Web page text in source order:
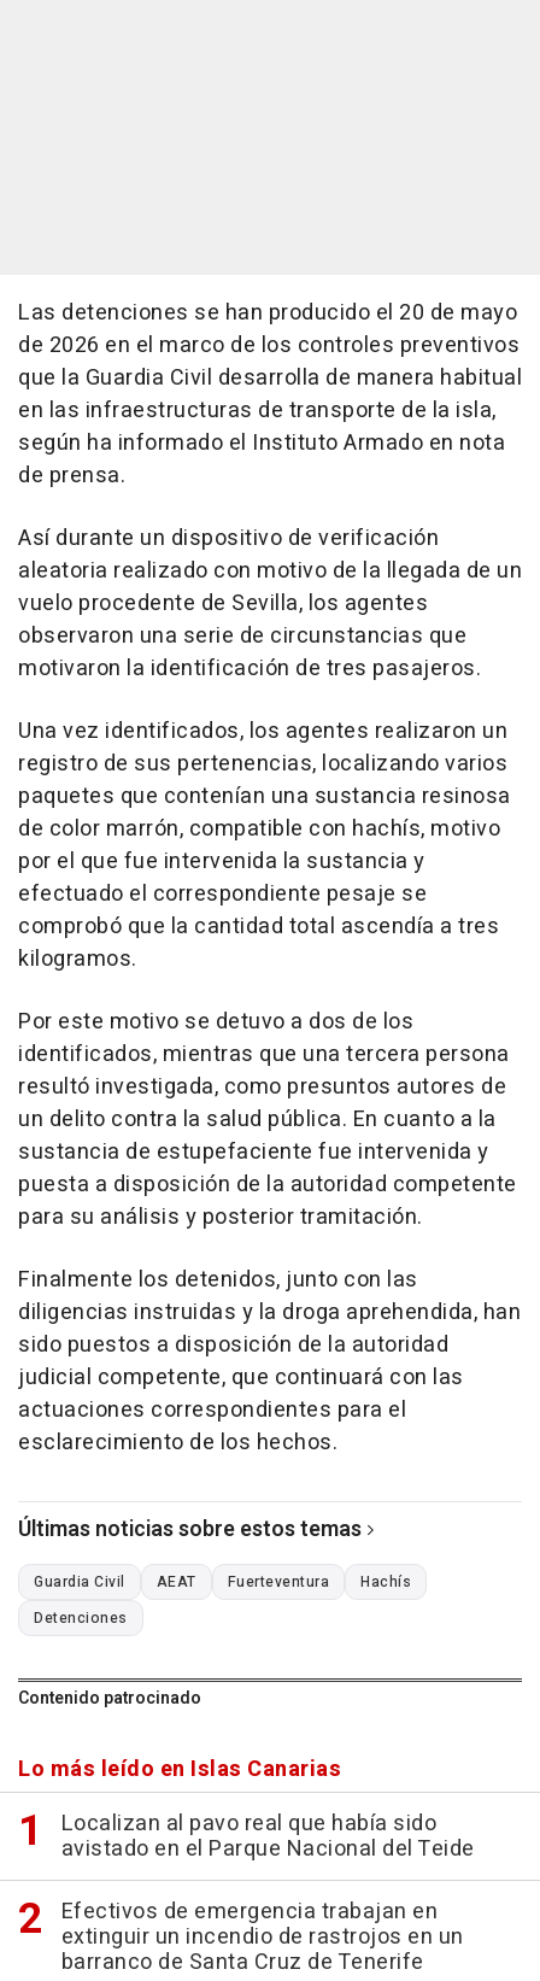
Las detenciones se han producido el 20 de mayo
de 2026 en el marco de los controles preventivos
que la Guardia Civil desarrolla de manera habitual
en las infraestructuras de transporte de la isla,
según ha informado el Instituto Armado en nota
de prensa.
Así durante un dispositivo de verificación
aleatoria realizado con motivo de la llegada de un
vuelo procedente de Sevilla, los agentes
observaron una serie de circunstancias que
motivaron la identificación de tres pasajeros.
Una vez identificados, los agentes realizaron un
registro de sus pertenencias, localizando varios
paquetes que contenían una sustancia resinosa
de color marrón, compatible con hachís, motivo
por el que fue intervenida la sustancia y
efectuado el correspondiente pesaje se
comprobó que la cantidad total ascendía a tres
kilogramos.
Por este motivo se detuvo a dos de los
identificados, mientras que una tercera persona
resultó investigada, como presuntos autores de
un delito contra la salud pública. En cuanto a la
sustancia de estupefaciente fue intervenida y
puesta a disposición de la autoridad competente
para su análisis y posterior tramitación.
Finalmente los detenidos, junto con las
diligencias instruidas y la droga aprehendida, han
sido puestos a disposición de la autoridad
judicial competente, que continuará con las
actuaciones correspondientes para el
esclarecimiento de los hechos.
Últimas noticias sobre estos temas
Guardia Civil AEAT Fuerteventura
Hachís
Detenciones
Contenido patrocinado
Lo más leído en Islas Canarias
Localizan al pavo real que había sido
avistado en el Parque Nacional del Teide
Efectivos de emergencia trabajan en
extinguir un incendio de rastrojos en un
barranco de Santa Cruz de Tenerife